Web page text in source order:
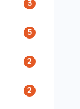
3
5
2
2